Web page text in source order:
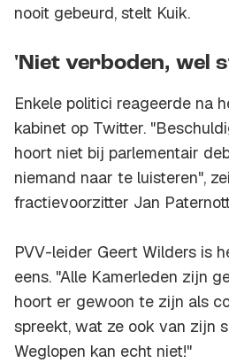
nooit gebeurd, stelt Kuik.
'Niet verboden, wel
Enkele politici reageerde na
kabinet op Twitter.
hoort niet bij parlementair
niemand naar te luisteren",
fractievoorzitter Jan
PVV-leider Geert Wilders is
eens. "Alle Kamerleden zijn
hoort er gewoon te zijn als
spreekt, wat ze ook van zijn
Weglopen kan echt niet!"